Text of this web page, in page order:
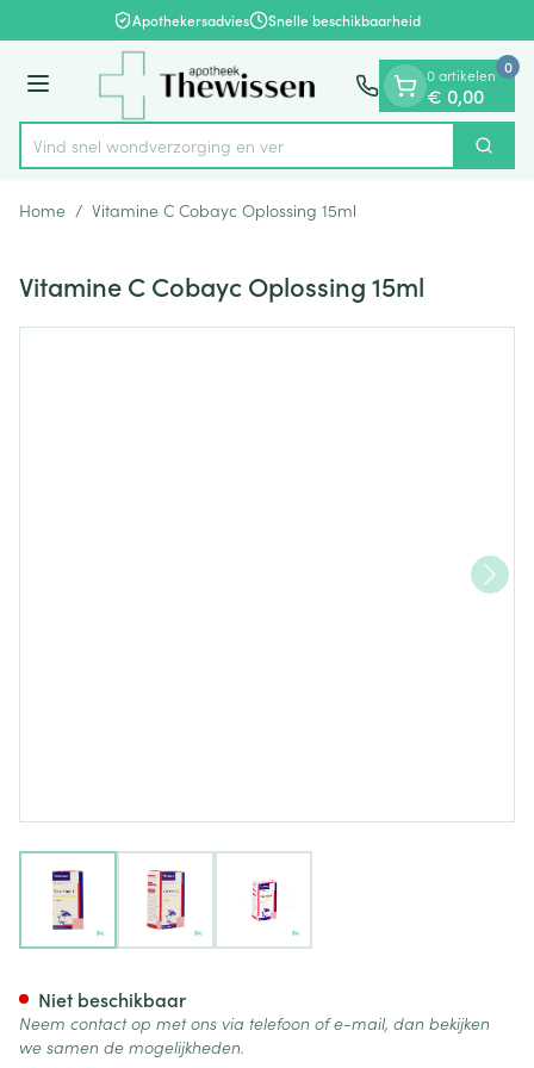
Ga naar de inhoudApothekersadvies Snelle beschikbaarheid
Menu
Product, merk, categorie...
Vind snel wondverzorging Zoek
0 artikelen
€ 0,00
0
Home / Vitamine C Cobayc Oplossing 15ml
Vitamine C Cobayc Oplossing 15ml
View larger imageView larger image
Niet beschikbaar
Neem contact op met ons via telefoon of e-mail, dan bekijken
we samen de mogelijkheden.